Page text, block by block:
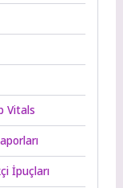
Vitals
İpuçları